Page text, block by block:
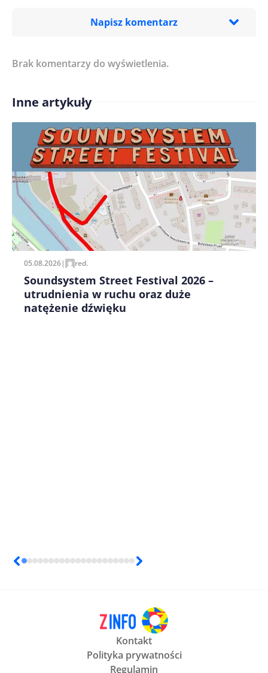
Napisz komentarz
Treść komentarza*
Imię/ Nick*
Zapamiętaj moje dane w tej przeglądarce podczas
pisania kolejnych komentarzy.
Brak komentarzy do wyświetlenia.
Inne artykuły
05.08.2026| red.
Soundsystem Street Festival 2026 –
utrudnienia w ruchu oraz duże
natężenie dźwięku
Kontakt
Polityka prywatności
Regulamin